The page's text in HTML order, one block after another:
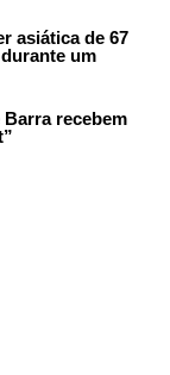
asiática de 67
um
Barra recebem